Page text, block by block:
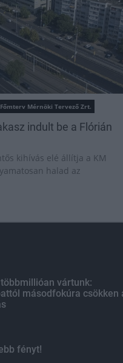
Főmterv Mérnöki Tervező Zrt.
indult be a Flórián
kihívás elé állítja a KM
halad az
vártunk:
másodfokúra csökken
fényt!